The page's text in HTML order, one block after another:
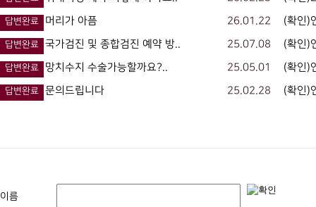
답변완료 머리가 아픔 26.01.22
답변완료 국가검진 및 종합검진 예약 방.. 25.07.08
답변완료 망치수지 수술가능할까요?.. 25.05.01
답변완료 문의드립니다 25.02.28
(확인)
(확인)
(확인)
(확인)
이름